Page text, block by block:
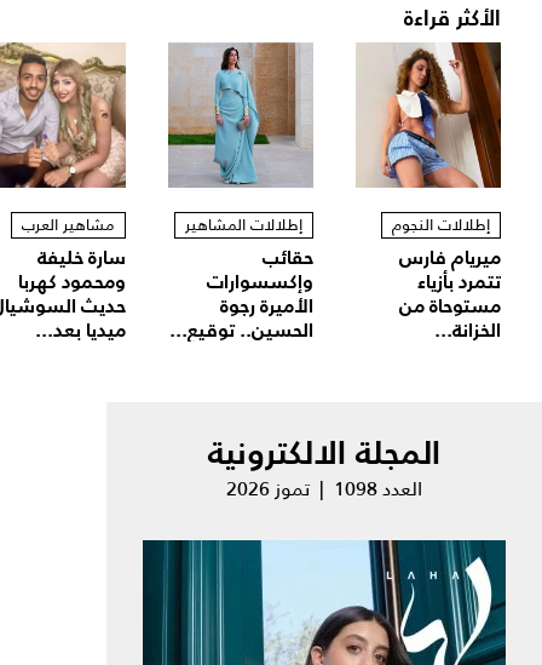
الأكثر قراءة
إطلالات النجوم
ميريام فارس
تتمرد بأزياء
مستوحاة من
الخزانة...
إطلالات المشاهير
حقائب
وإكسسوارات
الأميرة رجوة
الحسين.. توقيع...
مشاهير العرب
سارة خليفة
ومحمود كهربا
حديث
ميديا بعد...
المجلة الالكترونية
العدد 1098 | تموز 2026